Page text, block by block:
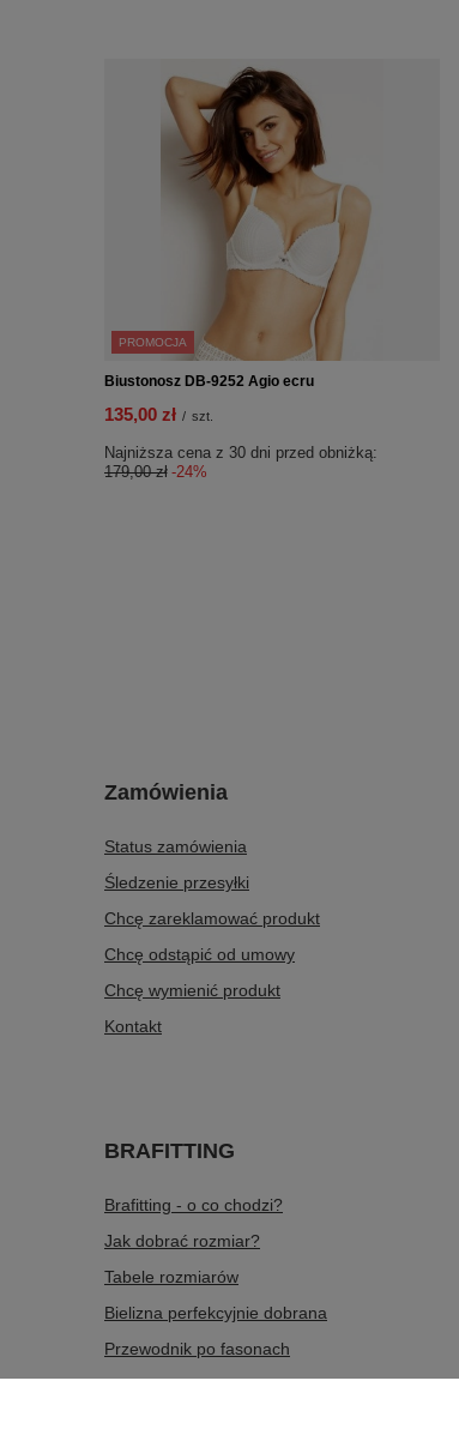
PROMOCJA
Biustonosz DB-9252 Agio ecru
135,00 zł / szt.
Najniższa cena z 30 dni przed obniżką:
179,00 zł -24%
Zamówienia
Status zamówienia
Śledzenie przesyłki
Chcę zareklamować produkt
Chcę odstąpić od umowy
Chcę wymienić produkt
Kontakt
BRAFITTING
Brafitting - o co chodzi?
Jak dobrać rozmiar?
Tabele rozmiarów
Bielizna perfekcyjnie dobrana
Przewodnik po fasonach